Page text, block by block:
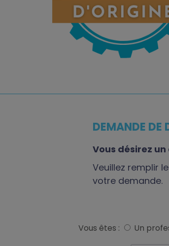
DEMANDE DE
Vous désirez
Veuillez remplir
votre demande.
Vous êtes : Un